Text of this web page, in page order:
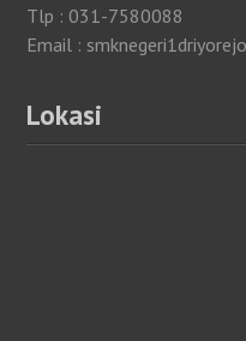
Tlp : 031-7580088
Email :
Lokasi